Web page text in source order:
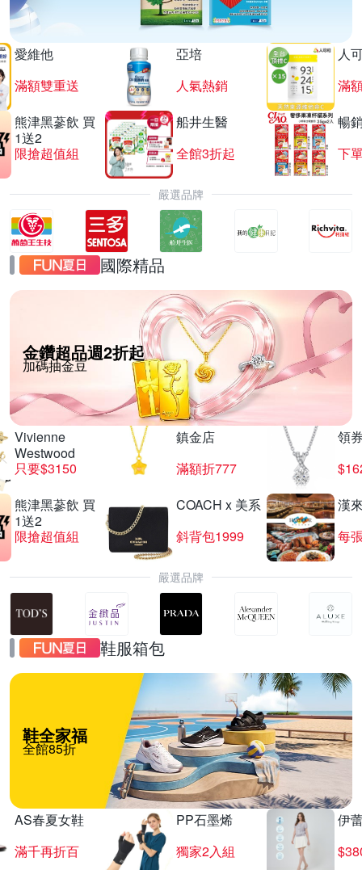
愛維他
滿額雙重送
亞培
人氣熱銷
人
滿
熊津黑蔘飲 買
1送2
限搶超值組
船井生醫
全館3折起
暢
下
嚴選品牌
國際精品
金鑽超品週2折起
加碼抽金豆
Vivienne
Westwood
只要$3150
鎮金店
滿額折777
領
熊津黑蔘飲 買
1送2
限搶超值組
COACH x 美系
斜背包1999
漢
每
嚴選品牌
鞋服箱包
鞋全家福
全館85折
AS春夏女鞋
滿千再折百
PP石墨烯
獨家2入組
伊